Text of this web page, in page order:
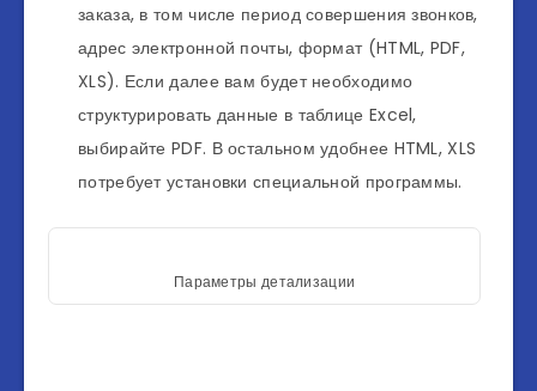
заказа, в том числе период совершения звонков,
адрес электронной почты, формат (HTML, PDF,
XLS). Если далее вам будет необходимо
структурировать данные в таблице Excel,
выбирайте PDF. В остальном удобнее HTML, XLS
потребует установки специальной программы.
Параметры детализации